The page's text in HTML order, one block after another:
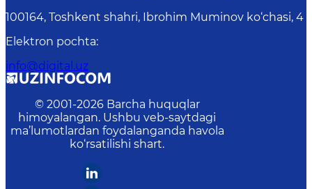
100164, Toshkent shahri, Ibrohim Muminov ko‘chasi, 4
Elektron pochta:
info@digital.uz
© 2001-2026 Barcha huquqlar
himoyalangan. Ushbu veb-saytdagi
ma’lumotlardan foydalanganda havola
ko‘rsatilishi shart.